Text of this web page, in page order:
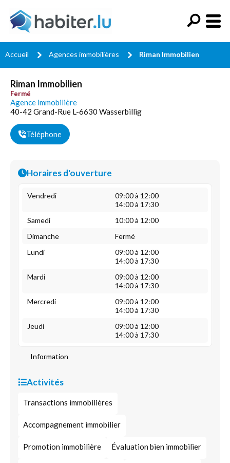
Accueil Agences immobilières Riman Immobilien
Riman Immobilien
Fermé
Agence immobilière
40-42 Grand-Rue L-6630 Wasserbillig
Téléphone
Horaires d'ouverture
Vendredi
09:00 à 12:00
14:00 à 17:30
Samedi
10:00 à 12:00
Dimanche
Fermé
Lundi
09:00 à 12:00
14:00 à 17:30
Mardi
09:00 à 12:00
14:00 à 17:30
Mercredi
09:00 à 12:00
14:00 à 17:30
Jeudi
09:00 à 12:00
14:00 à 17:30
Information
Activités
Transactions immobilières
Accompagnement immobilier
Promotion immobilière Évaluation bien immobilier